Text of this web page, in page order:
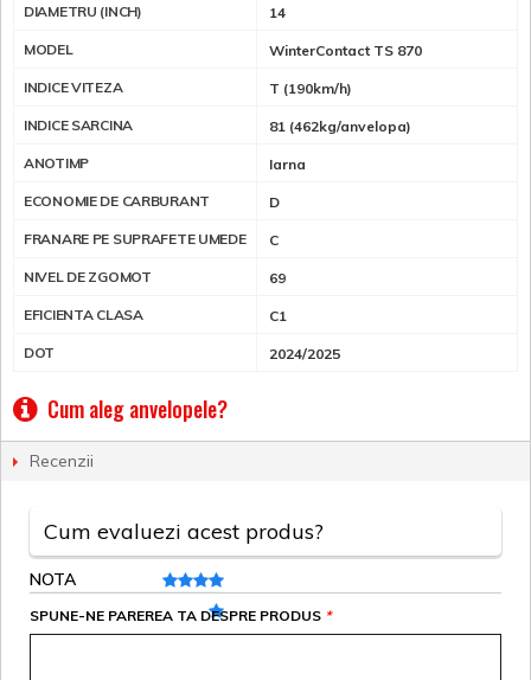
DIAMETRU (INCH) 14
MODEL WinterContact TS 870
INDICE VITEZA T (190km/h)
INDICE SARCINA 81 (462kg/anvelopa)
ANOTIMP Iarna
ECONOMIE DE CARBURANT D
FRANARE PE SUPRAFETE UMEDE C
NIVEL DE ZGOMOT 69
EFICIENTA CLASA C1
DOT 2024/2025
Cum aleg anvelopele?
Recenzii
Cum evaluezi acest produs?
NOTA
*
SPUNE-NE PAREREA TA DESPRE PRODUS